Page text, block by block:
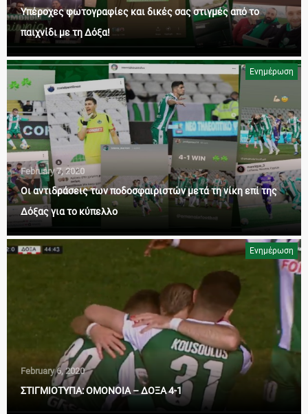
Υπέροχες φωτογραφίες και δικές σας στιγμές από το
παιχνίδι με τη Δόξα!
Ενημέρωση
February 7, 2020
Οι αντιδράσεις των ποδοσφαιριστών μετά τη νίκη επί της
Δόξας για το κύπελλο
Ενημέρωση
February 6, 2020
ΣΤΙΓΜΙΟΤΥΠΑ: ΟΜΟΝΟΙΑ – ΔΟΞΑ 4-1